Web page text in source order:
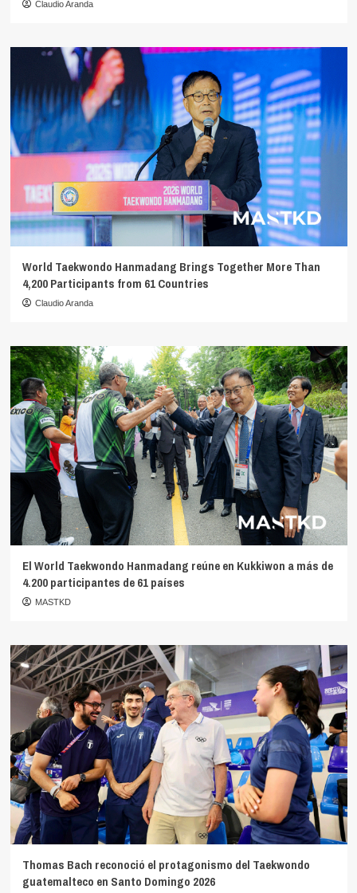
Claudio Aranda
World Taekwondo Hanmadang Brings Together More Than
4,200 Participants from 61 Countries
Claudio Aranda
El World Taekwondo Hanmadang reúne en Kukkiwon a más de
4.200 participantes de 61 países
MASTKD
Thomas Bach reconoció el protagonismo del Taekwondo
guatemalteco en Santo Domingo 2026